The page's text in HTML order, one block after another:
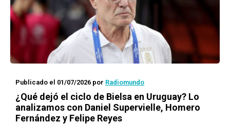
Publicado el 01/07/2026 por Radiomundo
¿Qué dejó el ciclo de Bielsa en Uruguay? Lo
analizamos con Daniel Supervielle, Homero
Fernández y Felipe Reyes